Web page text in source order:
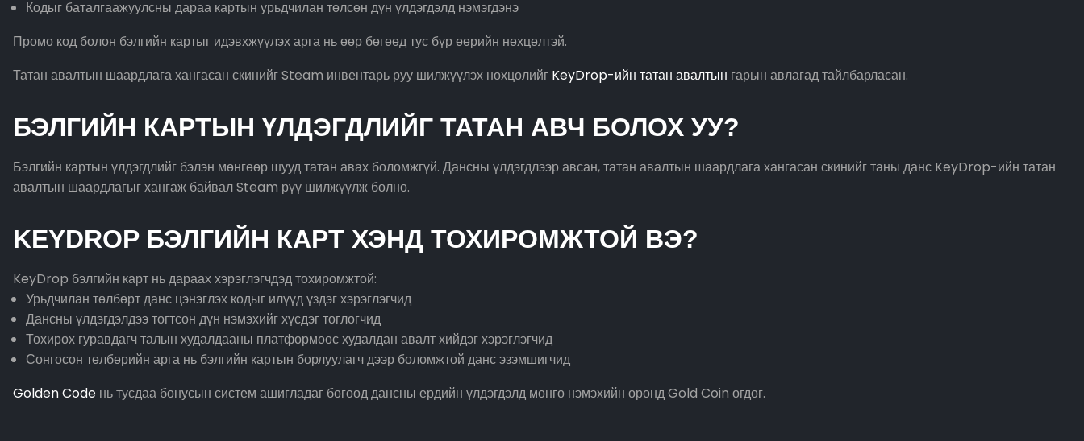
Кодыг баталгаажуулсны дараа картын урьдчилан төлсөн дүн үлдэгдэлд нэмэгдэнэ
Промо код болон бэлгийн картыг идэвхжүүлэх арга нь өөр бөгөөд тус бүр өөрийн нөхцөлтэй.
Татан авалтын шаардлага хангасан скинийг Steam инвентарь руу шилжүүлэх нөхцөлийг KeyDrop-ийн татан авалтын гарын авлагад тайлбарласан.
БЭЛГИЙН КАРТЫН ҮЛДЭГДЛИЙГ ТАТАН АВЧ БОЛОХ УУ?
Бэлгийн картын үлдэгдлийг бэлэн мөнгөөр шууд татан авах боломжгүй. Дансны үлдэгдлээр авсан, татан авалтын шаардлага хангасан скинийг таны данс KeyDrop-ийн татан
авалтын шаардлагыг хангаж байвал Steam рүү шилжүүлж болно.
KEYDROP БЭЛГИЙН КАРТ ХЭНД ТОХИРОМЖТОЙ ВЭ?
KeyDrop бэлгийн карт нь дараах хэрэглэгчдэд тохиромжтой:
Урьдчилан төлбөрт данс цэнэглэх кодыг илүүд үздэг хэрэглэгчид
Дансны үлдэгдэлдээ тогтсон дүн нэмэхийг хүсдэг тоглогчид
Тохирох гуравдагч талын худалдааны платформоос худалдан авалт хийдэг хэрэглэгчид
Сонгосон төлбөрийн арга нь бэлгийн картын борлуулагч дээр боломжтой данс эзэмшигчид
Golden Code нь тусдаа бонусын систем ашигладаг бөгөөд дансны ердийн үлдэгдэлд мөнгө нэмэхийн оронд Gold Coin өгдөг.